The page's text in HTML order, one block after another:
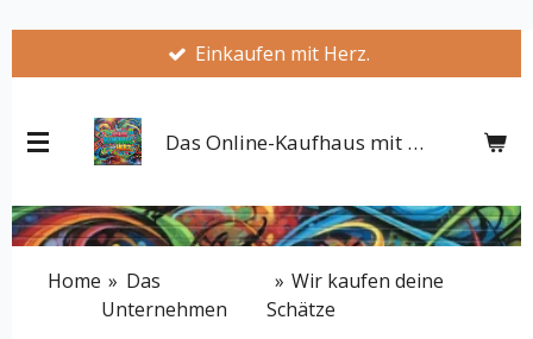
springen
Einkaufen mit Herz.
Das Online-Kaufhaus mit Herz
Home » Das
Unternehmen
» Wir kaufen deine
Schätze